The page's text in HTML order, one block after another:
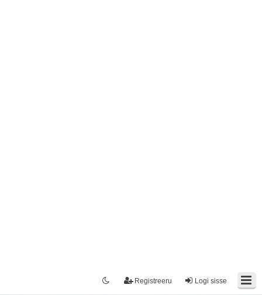
Logi sisse
Registreeru